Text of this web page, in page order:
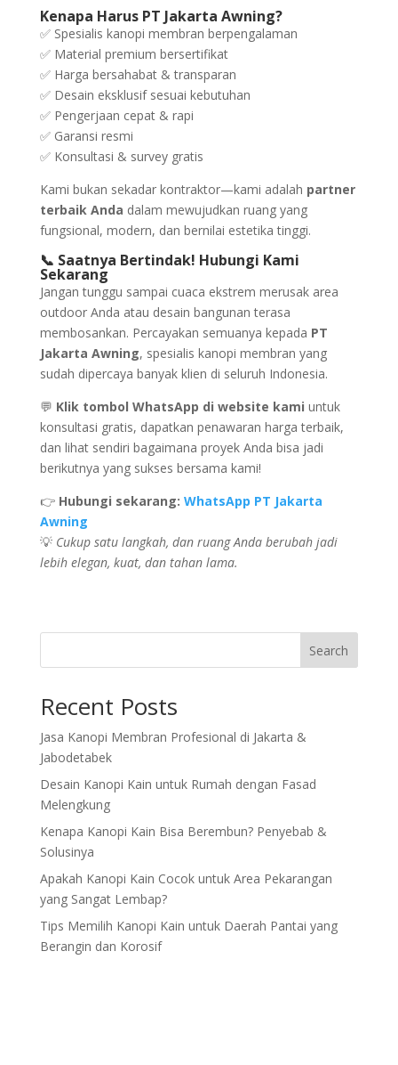
Kenapa Harus PT Jakarta Awning?
✅ Spesialis kanopi membran berpengalaman
✅ Material premium bersertifikat
✅ Harga bersahabat & transparan
✅ Desain eksklusif sesuai kebutuhan
✅ Pengerjaan cepat & rapi
✅ Garansi resmi
✅ Konsultasi & survey gratis
Kami bukan sekadar kontraktor—kami adalah partner
terbaik Anda dalam mewujudkan ruang yang
fungsional, modern, dan bernilai estetika tinggi.
📞 Saatnya Bertindak! Hubungi Kami
Sekarang
Jangan tunggu sampai cuaca ekstrem merusak area
outdoor Anda atau desain bangunan terasa
membosankan. Percayakan semuanya kepada PT
Jakarta Awning, spesialis kanopi membran yang
sudah dipercaya banyak klien di seluruh Indonesia.
💬 Klik tombol WhatsApp di website kami untuk
konsultasi gratis, dapatkan penawaran harga terbaik,
dan lihat sendiri bagaimana proyek Anda bisa jadi
berikutnya yang sukses bersama kami!
👉 Hubungi sekarang: WhatsApp PT Jakarta
Awning
💡 Cukup satu langkah, dan ruang Anda berubah jadi
lebih elegan, kuat, dan tahan lama.
Search
Recent Posts
Jasa Kanopi Membran Profesional di Jakarta &
Jabodetabek
Desain Kanopi Kain untuk Rumah dengan Fasad
Melengkung
Kenapa Kanopi Kain Bisa Berembun? Penyebab &
Solusinya
Apakah Kanopi Kain Cocok untuk Area Pekarangan
yang Sangat Lembap?
Tips Memilih Kanopi Kain untuk Daerah Pantai yang
Berangin dan Korosif